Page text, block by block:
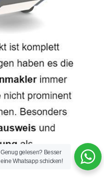
Genug gelesen? Besser
eine Whatsapp schicken!